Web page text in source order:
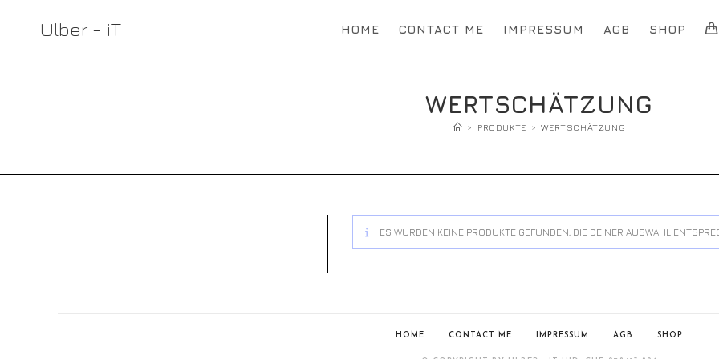
Ulber - iT HOME CONTACT ME IMPRESSUM AGB SHOP
WERTSCHÄTZUNG
> PRODUKTE > WERTSCHÄTZUNG
ES WURDEN KEINE PRODUKTE GEFUNDEN, DIE DEINER AUSWAHL
HOME CONTACT ME IMPRESSUM AGB SHOP